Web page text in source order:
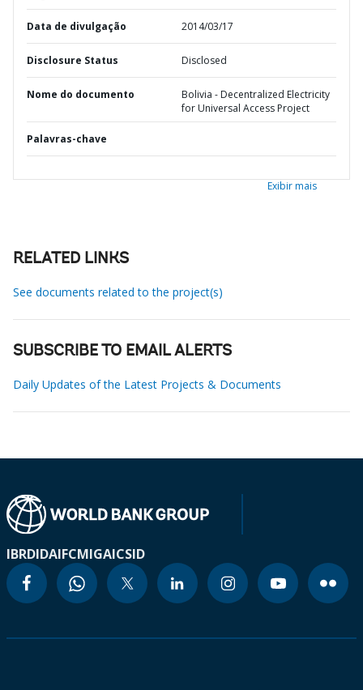
Data de divulgação 2014/03/17
Disclosure Status Disclosed
Nome do documento
Bolivia - Decentralized Electricity
for Universal Access Project
Palavras-chave
Exibir mais
RELATED LINKS
See documents related to the project(s)
SUBSCRIBE TO EMAIL ALERTS
Daily Updates of the Latest Projects & Documents
IBRDIDAIFCMIGAICSID